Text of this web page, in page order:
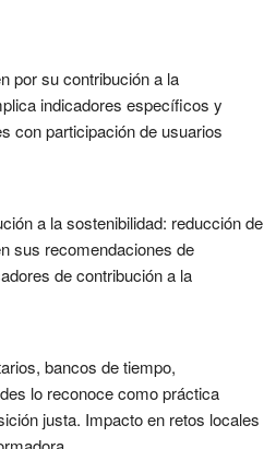
por su contribución a la
indicadores específicos y
con participación de usuarios
a la sostenibilidad: reducción de
sus recomendaciones de
de contribución a la
bancos de tiempo,
lo reconoce como práctica
justa. Impacto en retos locales